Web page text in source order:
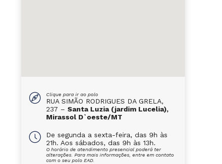
Clique para ir ao polo
RUA SIMÃO RODRIGUES DA GRELA,
237 – Santa Luzia (jardim Lucelia),
Mirassol D`oeste/MT
De segunda a sexta-feira, das 9h às
21h. Aos sábados, das 9h às 13h.
O horário de atendimento presencial poderá ter
alterações. Para mais informações, entre em contato
com o seu polo EAD.